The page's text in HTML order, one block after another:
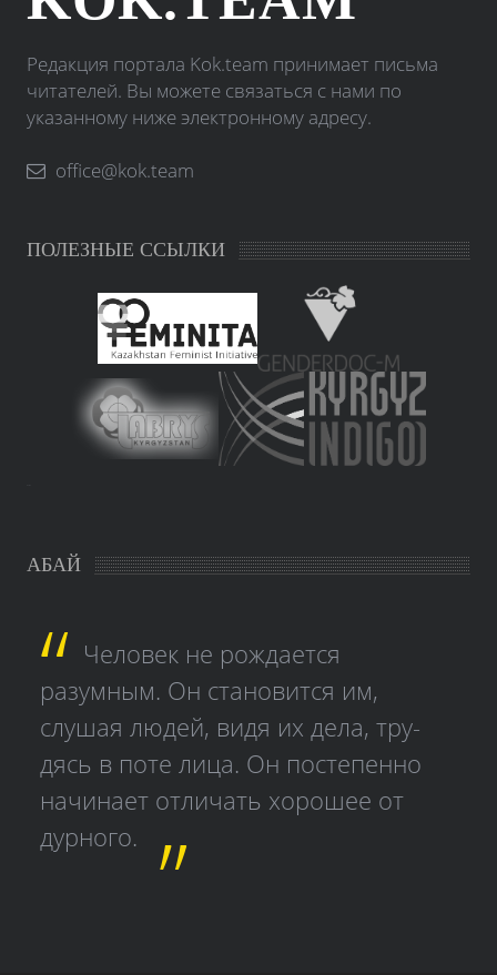
Редакция портала Kok.team принимает письма
читателей. Вы можете связаться с нами по
указанному ниже электронному адресу.
office@kok.team
ПОЛЕЗНЫЕ ССЫЛКИ
АБАЙ
Человек не рождается
разумным. Он становится им,
слушая людей, видя их дела, тру­
дясь в поте лица. Он постепенно
начинает отличать хорошее от
дурного.